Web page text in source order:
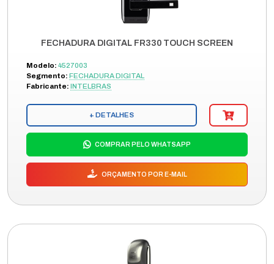
FECHADURA DIGITAL FR330 TOUCH SCREEN
Modelo: 4527003
Segmento: FECHADURA DIGITAL
Fabricante: INTELBRAS
+ DETALHES
COMPRAR PELO WHATSAPP
ORÇAMENTO POR E-MAIL